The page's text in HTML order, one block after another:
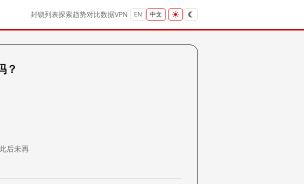
封锁列表探索趋势对比数据VPN EN 中文
？
后未再